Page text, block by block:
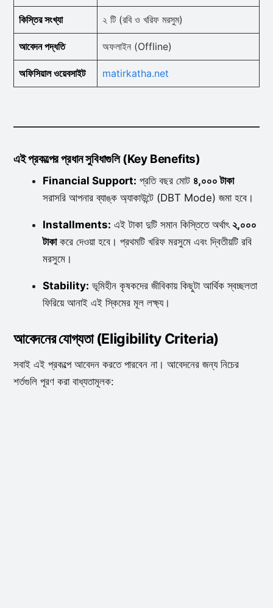
কিস্তির সংখ্যা ২ টি (রবি ও খরিফ মরসুম)
আবেদন পদ্ধতি অফলাইন (Offline)
অফিসিয়াল ওয়েবসাইট matirkatha.net
এই প্রকল্পের প্রধান সুবিধাগুলি (Key Benefits)
Financial Support: প্রতি বছর মোট ৪,০০০ টাকা
সরাসরি আপনার ব্যাঙ্ক অ্যাকাউন্টে (DBT Mode) জমা হবে।
Installments: এই টাকা দুটি সমান কিস্তিতে অর্থাৎ ২,০০০
টাকাকরে দেওয়া হবে। প্রথমটি খরিফ মরসুমে এবং দ্বিতীয়টি রবি
মরসুমে।
Stability: ভূমিহীন কৃষকদের জীবিকায় কিছুটা আর্থিক স্বচ্ছলতা
ফিরিয়ে আনাই এই স্কিমের মূল লক্ষ্য।
আবেদনের যোগ্যতা (Eligibility Criteria)
সবাই এই প্রকল্পে আবেদন করতে পারবেন না। আবেদনের জন্য নিচের
শর্তগুলি পূরণ করা বাধ্যতামূলক: